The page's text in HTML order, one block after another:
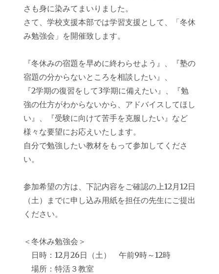
さも身に染みてまいりました。
さて、学校支援本部では学習支援として、「冬休
み勉強会」を開催致します。
『冬休みの宿題を早めに終わらせよう』、『塾の
宿題の分からないところを相談したい』、
『2学期の復習をして3学期に備えたい』、『勉
強の仕方がわからないから、アドバイスしてほし
い』、『受験に向けて苦手を克服したい』など
様々な要望にお応えいたします。
自分で勉強したい教材をもって参加してくださ
い。
参加希望の方は、下記内容をご確認の上12月12日
（土）までに申し込み用紙を担任の先生にご提出
ください。
＜冬休み勉強会＞
日時：12月26日（土） 午前9時～12時
場所：特活３教室